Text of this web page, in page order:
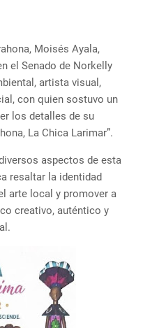
Moisés Ayala,
el Senado de Norkelly
artista visual,
con quien sostuvo un
los detalles de su
La Chica Larimar”.
aspectos de esta
resaltar la identidad
arte local y promover a
creativo, auténtico y